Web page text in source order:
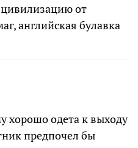
от
английская булавка
одета к выходу
предпочел бы